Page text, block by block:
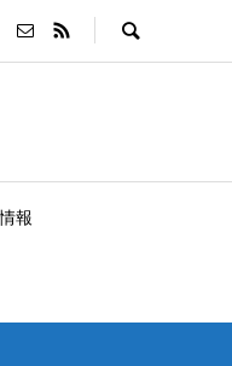
報